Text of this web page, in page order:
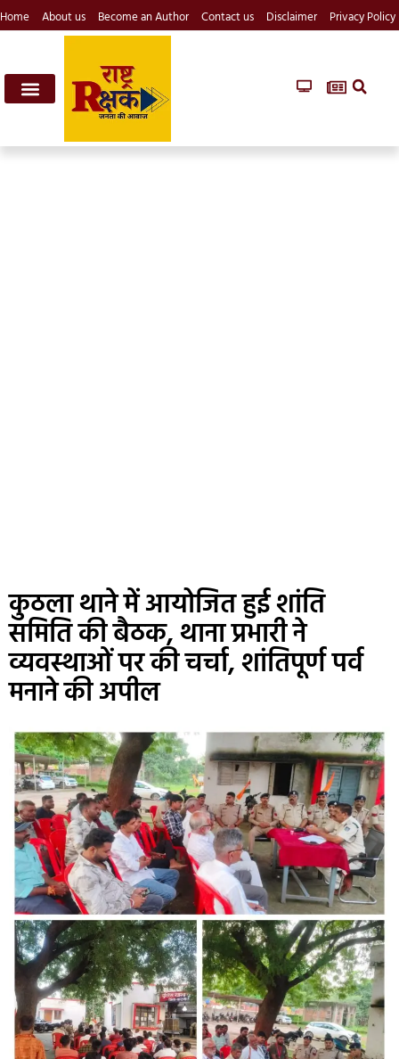
Home About us Become an Author Contact us Disclaimer Privacy Policy
कुठला थाने में आयोजित हुई शांति
समिति की बैठक, थाना प्रभारी ने
व्यवस्थाओं पर की चर्चा, शांतिपूर्ण पर्व
मनाने की अपील